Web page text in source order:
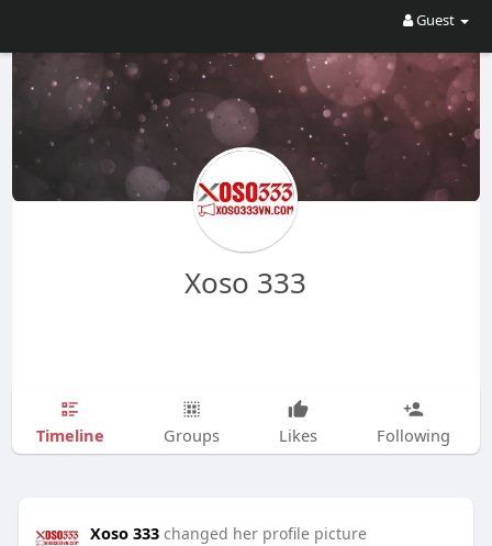
Guest
Xoso 333
Timeline Groups Likes Following
Xoso 333 changed her profile picture